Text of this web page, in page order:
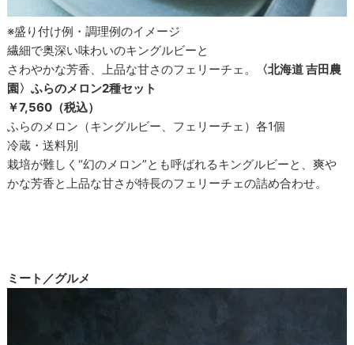
※盛り付け例・調理例のイメージ
繊細で奥深い味わいのキングルビーと
さわやかな芳香、上品な甘さのフェリーチェ。
〈北海道 吉田農
園〉ふらのメロン2種セット
￥7,560（税込）
ふらのメロン（キングルビー、フェリーチェ）各1個
冷蔵・送料別
栽培が難しく“幻のメロン”とも呼ばれるキングルビーと、爽や
かな芳香と上品な甘さが特長のフェリーチェの詰め合わせ。
ミート／グルメ